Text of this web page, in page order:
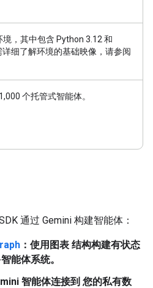
，其中包含 Python 3.12 和
详细了解环境的基础映像，请参阅
个托管式智能体。
通过 Gemini 构建智能体：
：使用图表 结构构建有状态
能体系统。
智能体连接到 您的私有数